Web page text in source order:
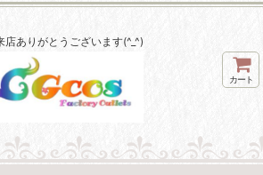
店ありがとうございます(^_^)
カート